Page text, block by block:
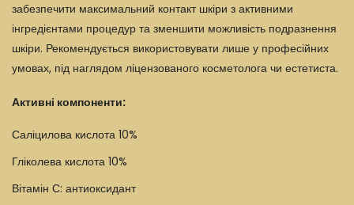
забезпечити максимальний контакт шкіри з активними
інгредієнтами процедур та зменшити можливість подразнення
шкіри. Рекомендується використовувати лише у професійних
умовах, під наглядом ліцензованого косметолога чи естетиста.
Активні компоненти:
Саліцилова кислота 10%
Гліколева кислота 10%
Вітамін С: антиоксидант